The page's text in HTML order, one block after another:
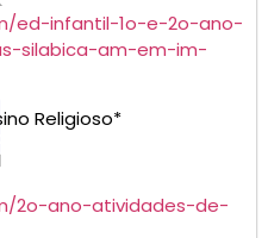
ed-infantil-1o-e-2o-ano-
silabica-am-em-im-
Religioso*
2o-ano-atividades-de-